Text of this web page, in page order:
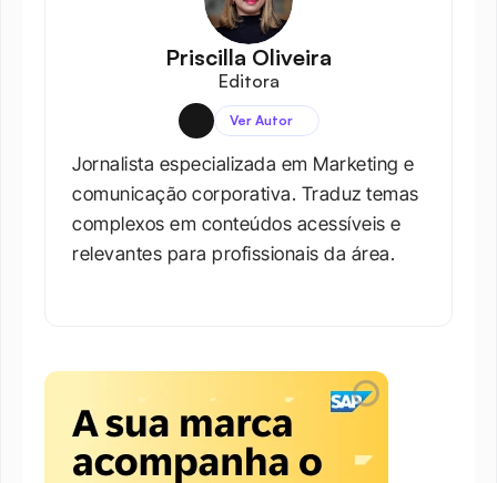
Priscilla Oliveira
Editora
Ver Autor
Jornalista especializada em Marketing e
comunicação corporativa. Traduz temas
complexos em conteúdos acessíveis e
relevantes para profissionais da área.​